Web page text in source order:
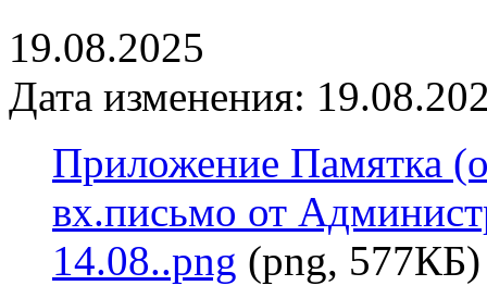
19.08.2025
Дата изменения:
Приложение Памятка
вх.письмо от
14.08..png (png, 577КБ)